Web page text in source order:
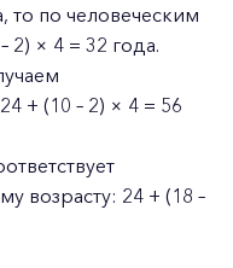
то по человеческим
2) × 4 = 32 года.
+ (10 – 2) × 4 = 56
возрасту: 24 + (18 –